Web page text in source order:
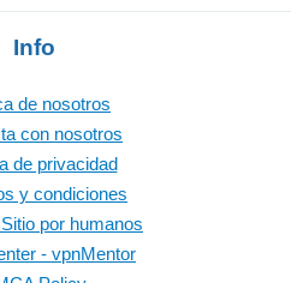
Info
de nosotros
con nosotros
de privacidad
y condiciones
por humanos
- vpnMentor